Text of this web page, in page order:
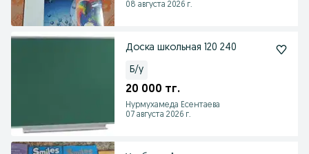
08 августа 2026 г.
Доска школьная 120 240
Б/у
20 000 тг.
Нурмухамеда Есентаева
07 августа 2026 г.